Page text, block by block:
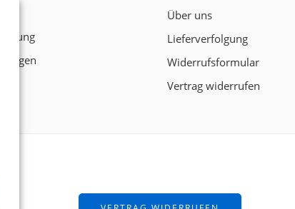
Über uns
Lieferverfolgung
Widerrufsformular
Vertrag widerrufen